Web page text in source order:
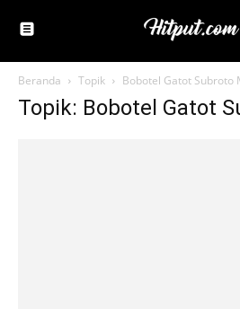
Beranda Topik Bobotel Gatot Subroto
Topik: Bobotel Gatot